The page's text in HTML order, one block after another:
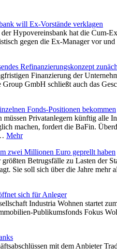
will Ex-Vorstände verklagen
Hypovereinsbank hat die Cum-
gegen die Ex-Manager vor und
Refinanzierungskonzept
Finanzierung der
GmbH schließt auch das
Fonds-Positionen bekommen
müssen Privatanlegern künftig alle
machen, fordert die BaFin.
Mehr
zwei Millionen Euro geprellt haben
Betrugsfälle zu Lasten der
Sie soll sich über die Jahre mehr
sich für Anleger
Industria Wohnen startet
Publikumsfonds Fokus
mit dem Anbieter